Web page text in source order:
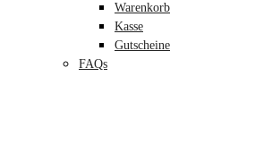
Warenkorb
Kasse
Gutscheine
FAQs